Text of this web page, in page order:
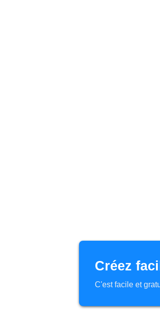
Créez
C'est facile et